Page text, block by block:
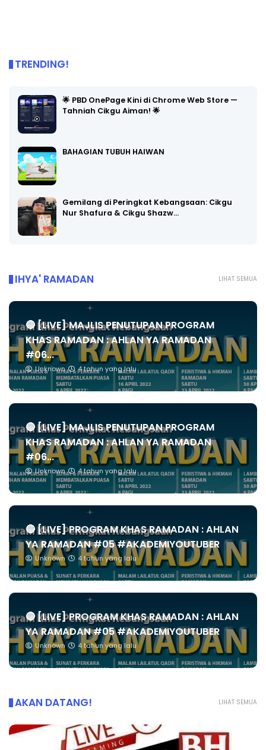
TRENDING!
🌟 PBD OnePage Kini di Chrome Web Store —
Tahniah Cikgu Aiman! 🌟
BAHAGIAN TUBUH HAIWAN
Gemilang di Peringkat Kebangsaan: Cikgu
Nur Shafura & Cikgu Shazw…
LIHAT SEMUA
IHYA' RAMADAN
🔴 [LIVE] MAJLIS PENUTUPAN PROGRAM
KHAS RAMADAN : AHLAN YA RAMADAN
#06...
Unknown 4 tahun yang lalu
🔴 [LIVE] MAJLIS PENUTUPAN PROGRAM
KHAS RAMADAN : AHLAN YA RAMADAN
#06...
Unknown 4 tahun yang lalu
🔴 [LIVE] PROGRAM KHAS RAMADAN : AHLAN
YA RAMADAN #05 #AKADEMIYOUTUBER
Unknown 4 tahun yang lalu
🔴 [LIVE] PROGRAM KHAS RAMADAN : AHLAN
YA RAMADAN #05 #AKADEMIYOUTUBER
Unknown 4 tahun yang lalu
LIHAT SEMUA
AKAN DATANG!